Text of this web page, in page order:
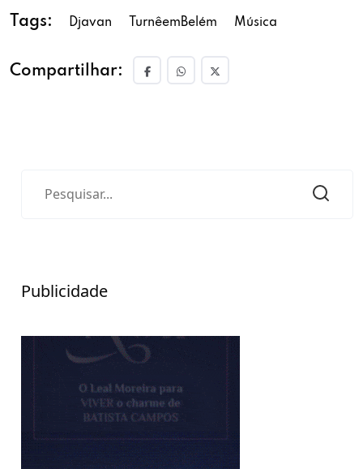
Tags: Djavan TurnêemBelém Música
Compartilhar:
Publicidade